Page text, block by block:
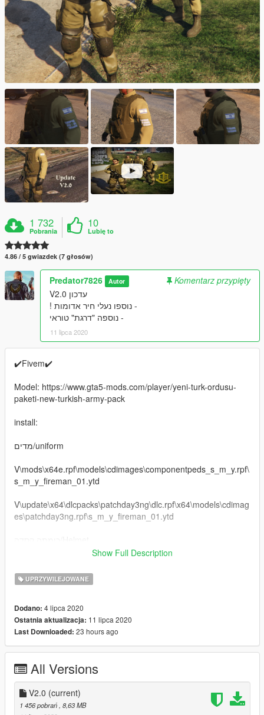
1 732
Pobrania
10
Lubię to
4.86 / 5 gwiazdek (7 głosów)
Predator7826 Autor
Komentarz przypięty
עדכון V2.0
- נוספו נעלי חיר אדומות !
- נוספה "דרגת" טוראי
11 lipca 2020
✔️Fivem✔️
Model: https://www.gta5-mods.com/player/yeni-turk-ordusu-
paketi-new-turkish-army-pack
install:
מדים/uniform
V\mods\x64e.rpf\models\cdimages\componentpeds_s_m_y.rpf\
s_m_y_fireman_01.ytd
V\update\x64\dlcpacks\patchday3ng\dlc.rpf\x64\models\cdimag
es\patchday3ng.rpf\s_m_y_fireman_01.ytd
n_01_p.ytd
p.ytd
My Discord: Predator7826#1291
by: Predator7826
Show Full Description
UPRZYWILEJOWANE
Dodano: 4 lipca 2020
Ostatnia aktualizacja: 11 lipca 2020
Last Downloaded: 23 hours ago
All Versions
V2.0 (current)
1 456 pobrań, 8,63 MB